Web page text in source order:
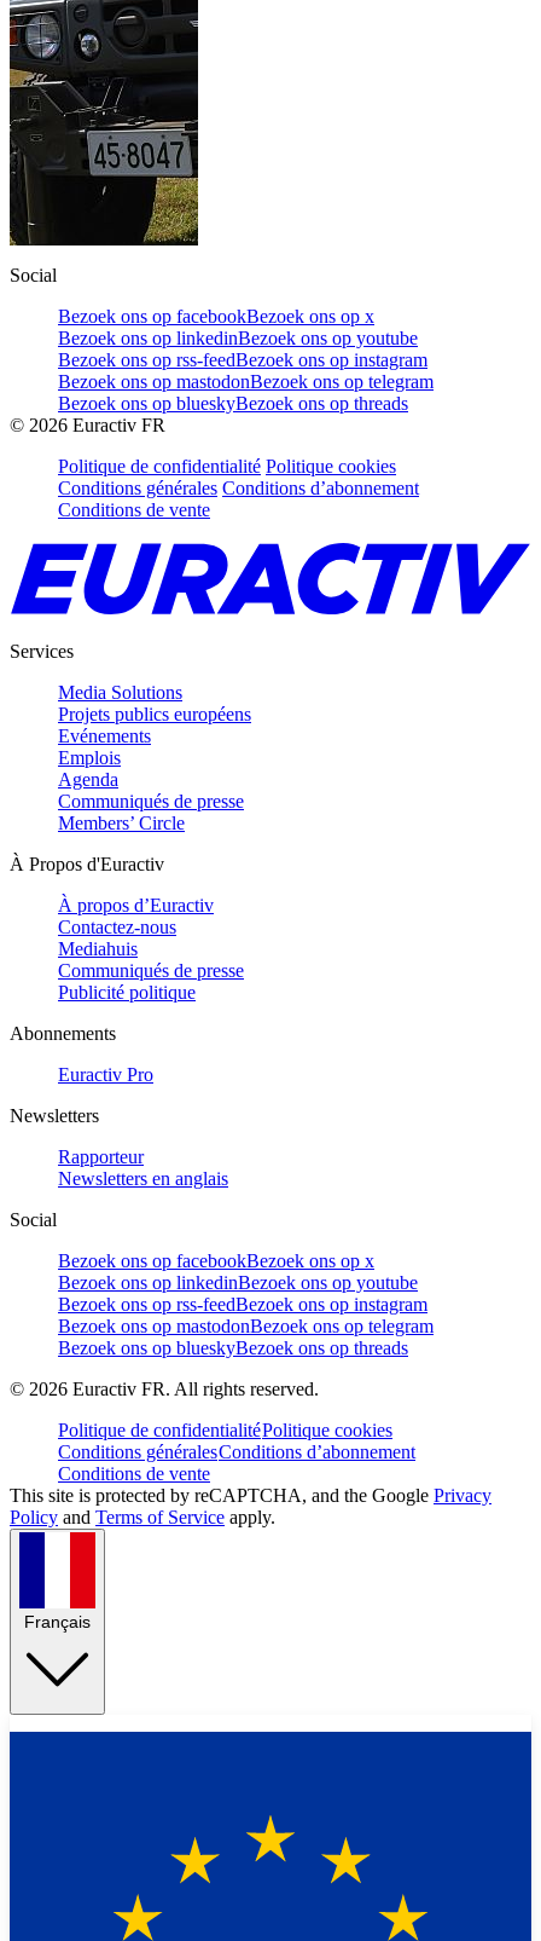
Social
Bezoek ons op facebookBezoek ons op x
Bezoek ons op linkedinBezoek ons op youtube
Bezoek ons op rss-feedBezoek ons op instagram
Bezoek ons op mastodonBezoek ons op telegram
Bezoek ons op blueskyBezoek ons op threads
© 2026 Euractiv FR
Politique de confidentialité Politique cookies
Conditions générales Conditions d’abonnement
Conditions de vente
Services
Media Solutions
Projets publics européens
Evénements
Emplois
Agenda
Communiqués de presse
Members’ Circle
À Propos d'Euractiv
À propos d’Euractiv
Contactez-nous
Mediahuis
Communiqués de presse
Publicité politique
Abonnements
Euractiv Pro
Newsletters
Rapporteur
Newsletters en anglais
Social
Bezoek ons op facebookBezoek ons op x
Bezoek ons op linkedinBezoek ons op youtube
Bezoek ons op rss-feedBezoek ons op instagram
Bezoek ons op mastodonBezoek ons op telegram
Bezoek ons op blueskyBezoek ons op threads
© 2026 Euractiv FR. All rights reserved.
Politique de confidentialitéPolitique cookies
Conditions généralesConditions d’abonnement
Conditions de vente
This site is protected by reCAPTCHA, and the Google Privacy
Policy and Terms of Service apply.
Français